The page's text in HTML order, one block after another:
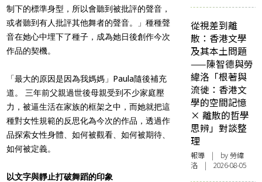
制下的標準身型，所以會聽到被批評的聲音，
或者聽到有人批評其他舞者的聲音。」種種聲
音在她心中埋下了種子，成為她日後創作今次
作品的契機。
「最大的原因是因為我媽媽」Paula隨後補充
道。 三年前父親過世後母親受到不少家庭壓
力，被逼生活在家族的框架之中，而她就把這
種對女性規範的反思化為今次的作品，透過作
品探索女性身體、如何被觀看、如何被期待、
如何被定義。
以文字與靜止打破舞蹈的印象
從視差到離
散：香港文學
及其本土問題
——陳智德與勞
緯洛「根著與
流徙：香港文
學的空間記憶
× 離散的哲學
思辨」對談整
理
報導 | by 勞緯
洛 | 2026-08-05